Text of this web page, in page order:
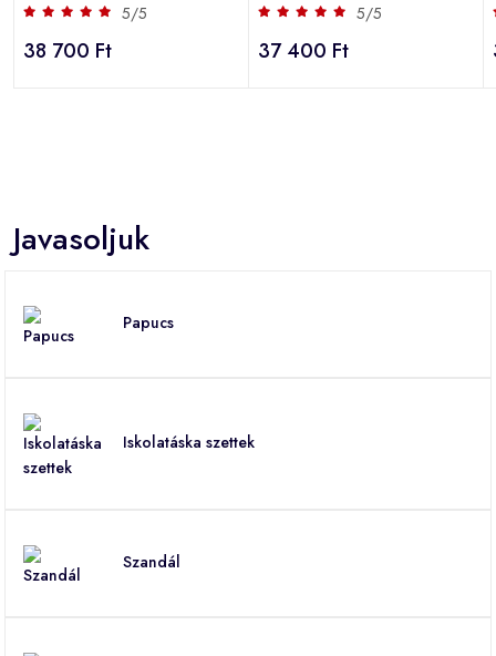
5/5
38 700 Ft
5/5
37 400 Ft
Javasoljuk
Papucs
Iskolatáska szettek
Szandál